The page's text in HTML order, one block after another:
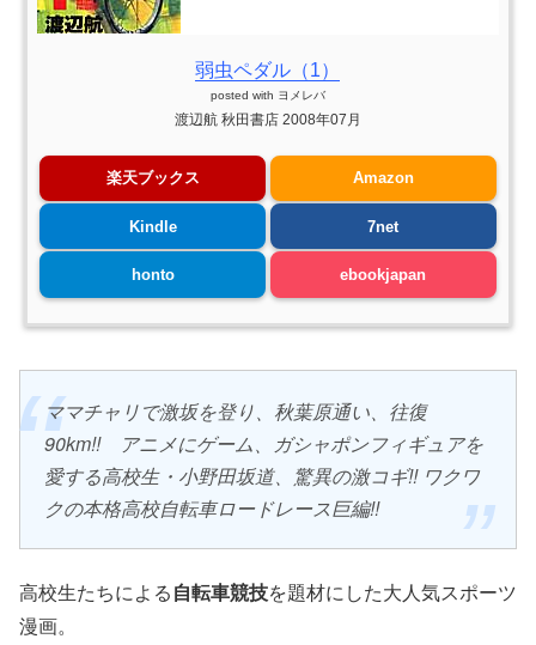
弱虫ペダル（1）
posted with ヨメレバ
渡辺航 秋田書店 2008年07月
楽天ブックス Amazon
Kindle 7net
honto ebookjapan
ママチャリで激坂を登り、秋葉原通い、往復
90km!! アニメにゲーム、ガシャポンフィギュアを
愛する高校生・小野田坂道、驚異の激コギ!! ワクワ
クの本格高校自転車ロードレース巨編!!
高校生たちによる自転車競技を題材にした大人気スポーツ
漫画。